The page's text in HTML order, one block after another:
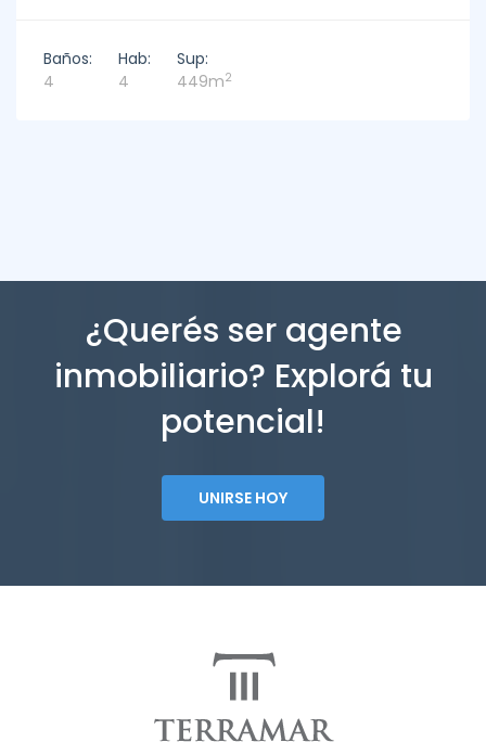
Baños:
4
Hab:
4
Sup:
449m2
¿Querés ser agente
inmobiliario? Explorá tu
potencial!
UNIRSE HOY